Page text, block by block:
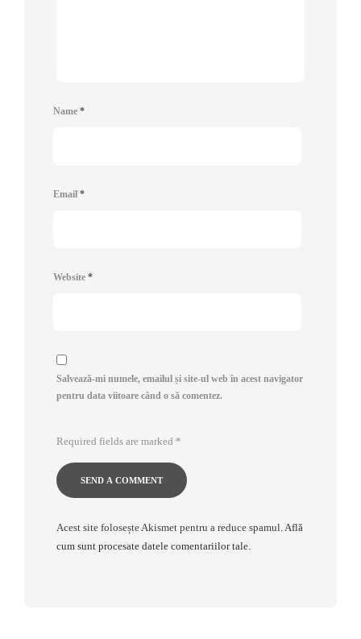
Name *
Email *
Website *
Salvează-mi numele, emailul și site-ul web în acest navigator
pentru data viitoare când o să comentez.
Required fields are marked *
Acest site folosește Akismet pentru a reduce spamul.Află
cum sunt procesate datele comentariilor tale.